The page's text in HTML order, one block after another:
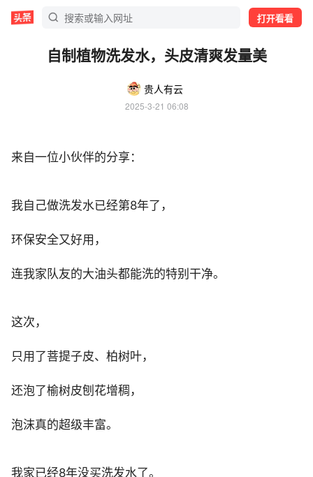
打开看看
自制植物洗发水，头皮清爽发量美
贵人有云
2025-3-21 06:08
来自一位小伙伴的分享：
我自己做洗发水已经第8年了，
环保安全又好用，
连我家队友的大油头都能洗的特别干净。
这次，
只用了菩提子皮、柏树叶，
还泡了榆树皮刨花增稠，
泡沫真的超级丰富。
我家已经8年没买洗发水了。